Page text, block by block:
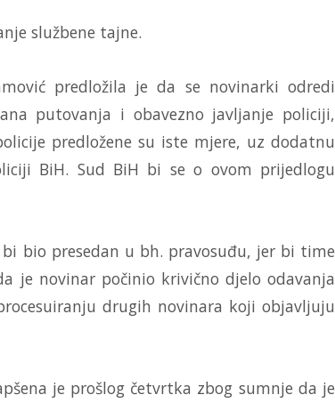
službene tajne.
predložila je da se novinarki odredi
putovanja i obavezno javljanje policiji,
predložene su iste mjere, uz dodatnu
BiH. Sud BiH bi se o ovom prijedlogu
bio presedan u bh. pravosuđu, jer bi time
je novinar počinio krivično djelo odavanja
drugih novinara koji objavljuju
je prošlog četvrtka zbog sumnje da je